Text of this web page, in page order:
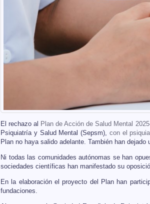
El rechazo al Plan de Acción de Salud Mental
Psiquiatría y Salud Mental (Sepsm), con el
Plan no haya salido adelante. También han dejado
Ni todas las comunidades autónomas se han
sociedades científicas han manifestado su
En la elaboración el proyecto del Plan han
fundaciones.